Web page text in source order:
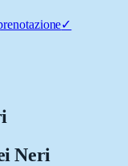
✓
Neri